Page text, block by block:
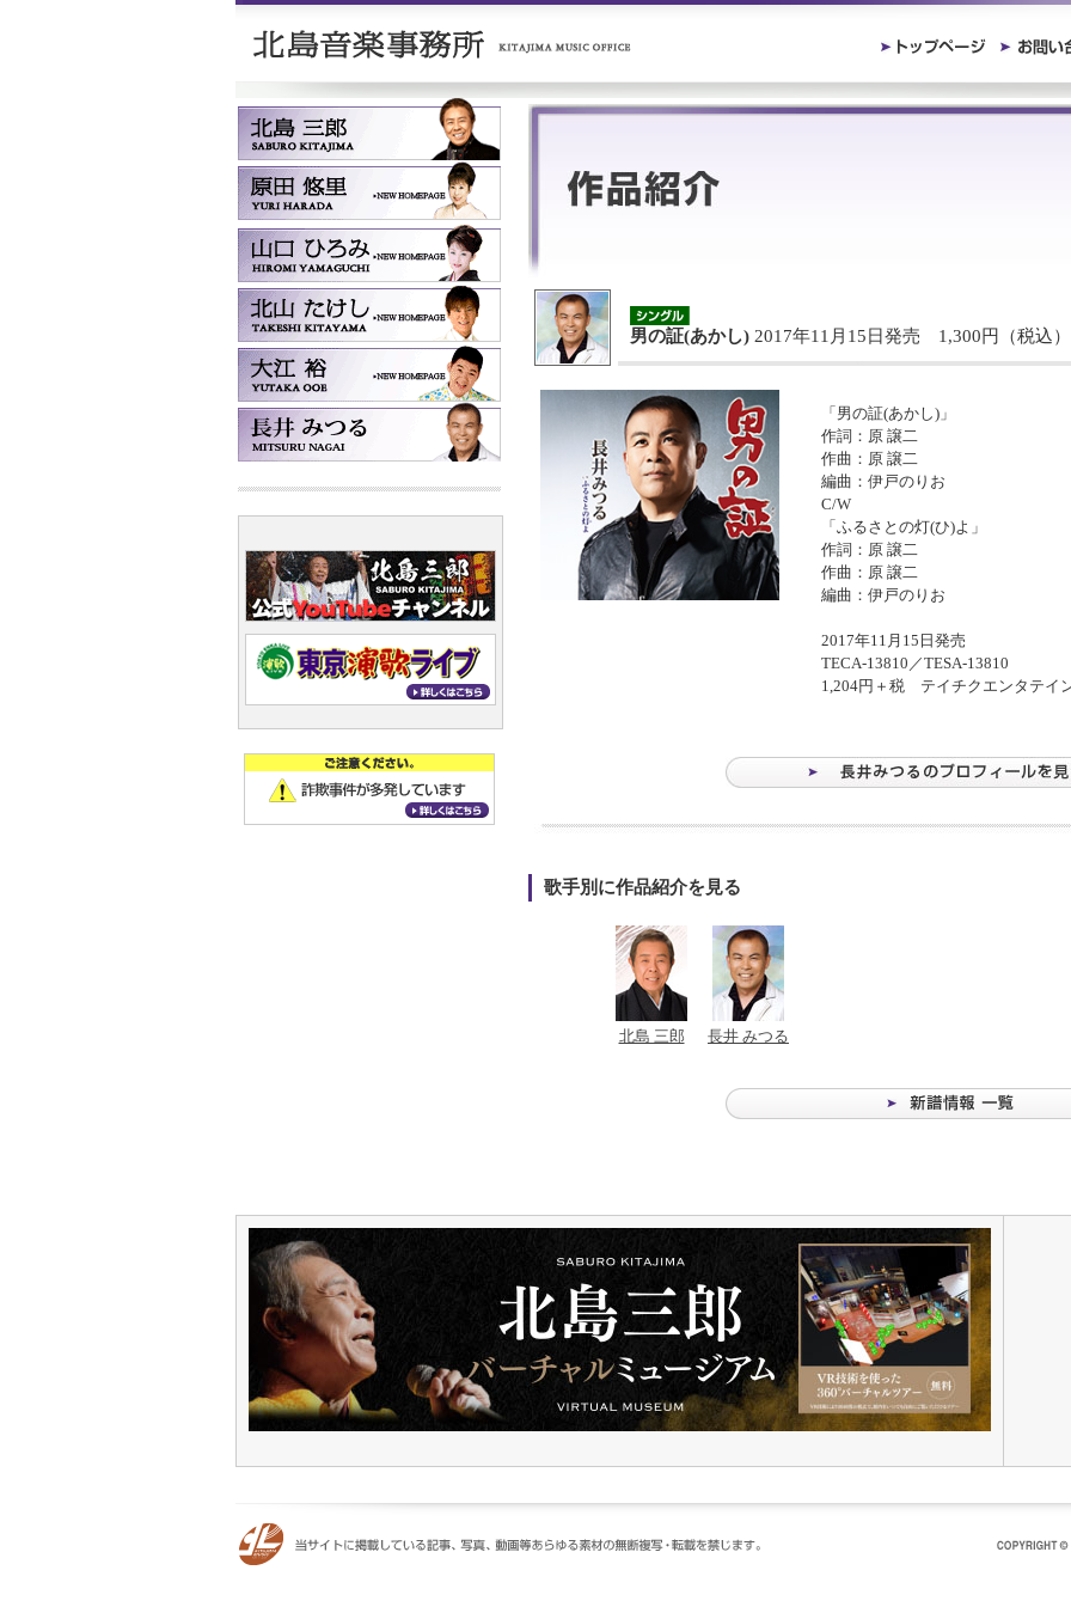
男の証(あかし) 2017年11月15日発売 1,300円（税込）
「男の証(あかし)」
作詞：原 譲二
作曲：原 譲二
編曲：伊戸のりお
C/W
「ふるさとの灯(ひ)よ」
作詞：原 譲二
作曲：原 譲二
編曲：伊戸のりお
2017年11月15日発売
TECA-13810／TESA-13810
1,204円＋税 テイチクエンタテイ
歌手別に作品紹介を見る
北島 三郎 長井 みつる